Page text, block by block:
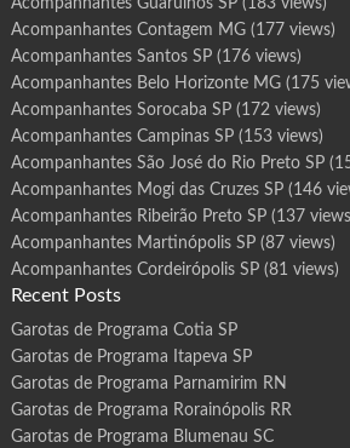
Acompanhantes Guarulhos SP(183 views)
Acompanhantes Contagem MG(177 views)
Acompanhantes Santos SP(176 views)
Acompanhantes Belo Horizonte MG(175
Acompanhantes Sorocaba SP(172 views)
Acompanhantes Campinas SP(153 views)
Acompanhantes São José do Rio Preto SP
Acompanhantes Mogi das Cruzes SP(146
Acompanhantes Ribeirão Preto SP(137
Acompanhantes Martinópolis SP(87 views)
Acompanhantes Cordeirópolis SP(81 views)
Recent Posts
Garotas de Programa Cotia SP
Garotas de Programa Itapeva SP
Garotas de Programa Parnamirim RN
Garotas de Programa Rorainópolis RR
Garotas de Programa Blumenau SC